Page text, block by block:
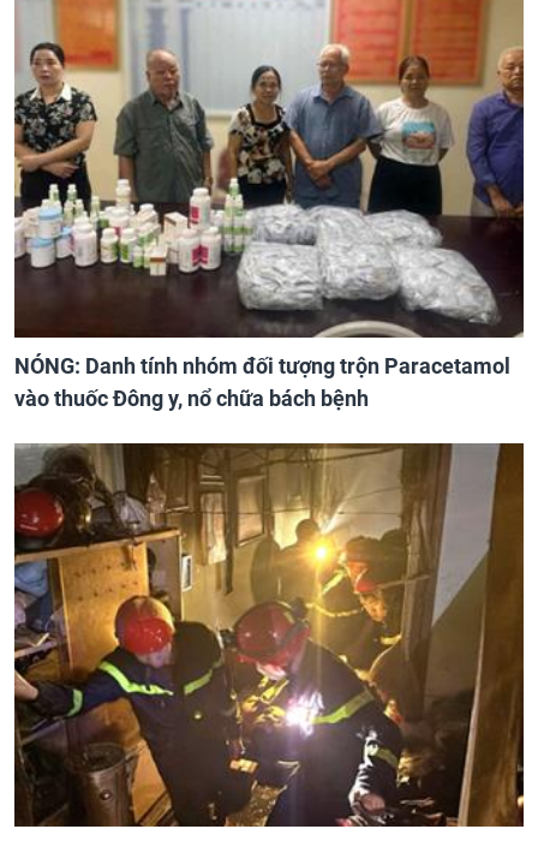
NÓNG: Danh tính nhóm đối tượng trộn Paracetamol
vào thuốc Đông y, nổ chữa bách bệnh